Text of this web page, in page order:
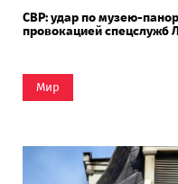
СВР: удар по музею-
провокацией спецслужб
Мир